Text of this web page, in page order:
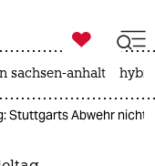

taz zahl ich
sachsen-anhalt
Stuttgarts Abwehr nicht